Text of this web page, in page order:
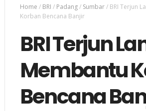
Home / BRI / Padang/ Sumbar/ BRI Terjun
Korban Bencana Banjir
BRI Terjun
Membantu
Bencana